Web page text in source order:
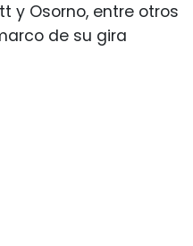
y Osorno, entre otros
de su gira